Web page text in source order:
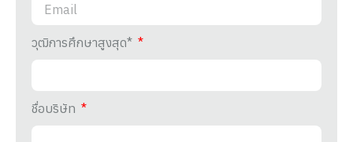
วุฒิการศึกษาสูงสุด*
ชื่อบริษัท